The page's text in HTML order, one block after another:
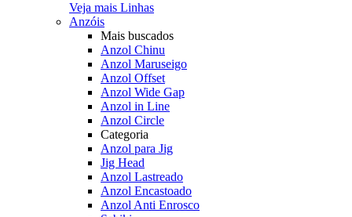
Veja mais Linhas
Anzóis
Mais buscados
Anzol Chinu
Anzol Maruseigo
Anzol Offset
Anzol Wide Gap
Anzol in Line
Anzol Circle
Categoria
Anzol para Jig
Jig Head
Anzol Lastreado
Anzol Encastoado
Anzol Anti Enrosco